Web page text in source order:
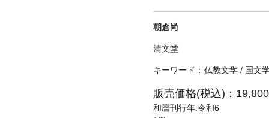
朝倉尚
清文堂
キーワード： 仏教文学 / 国文
販売価格(税込)：
和暦刊行年:令和6